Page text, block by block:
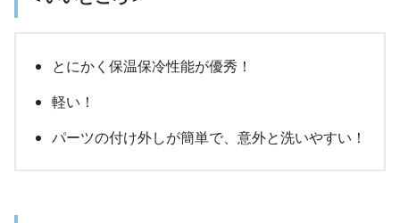
とにかく保温保冷性能が優秀！
軽い！
パーツの付け外しが簡単で、意外と洗いやすい！